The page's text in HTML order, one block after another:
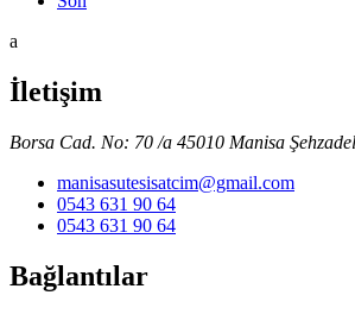
a
İletişim
Borsa Cad. No: 70 /a 45010 Manisa
manisasutesisatcim@gmail.com
0543 631 90 64
0543 631 90 64
Bağlantılar